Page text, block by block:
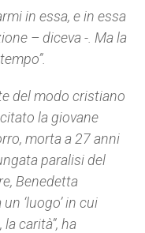
in essa, e in essa
– diceva -. Ma la
del modo cristiano
la giovane
morta a 27 anni
paralisi del
Benedetta
‘luogo’ in cui
carità”, ha